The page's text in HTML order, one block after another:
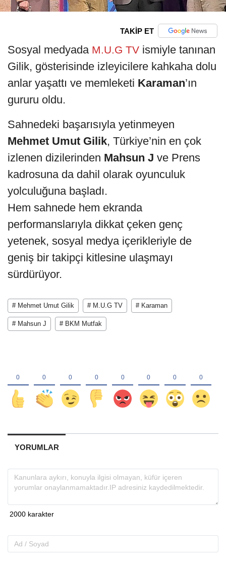
TAKİP ET
Sosyal medyada M.U.G TV ismiyle tanınan
Gilik, gösterisinde izleyicilere kahkaha dolu
anlar yaşattı ve memleketi Karaman’ın
gururu oldu.
Sahnedeki başarısıyla yetinmeyen
Mehmet Umut Gilik, Türkiye’nin en çok
izlenen dizilerinden Mahsun J ve Prens
kadrosuna da dahil olarak oyunculuk
yolculuğuna başladı.
Hem sahnede hem ekranda
performanslarıyla dikkat çeken genç
yetenek, sosyal medya içerikleriyle de
geniş bir takipçi kitlesine ulaşmayı
sürdürüyor.
# Mehmet Umut Gilik # M.U.G TV # Karaman
# Mahsun J # BKM Mutfak
YORUMLAR